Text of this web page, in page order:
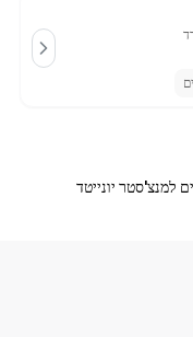
למנצ'סטר יונייטד